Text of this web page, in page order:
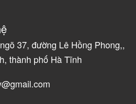
37, đường Lê Hồng Phong,,
thành phố Hà Tĩnh